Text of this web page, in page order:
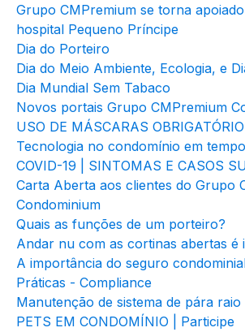
Grupo CMPremium se torna
hospital Pequeno Príncipe
Dia do Porteiro
Dia do Meio Ambiente, Ecologia, e
Dia Mundial Sem Tabaco
Novos portais Grupo CMPremium
USO DE MÁSCARAS
Tecnologia no condomínio em
COVID-19 | SINTOMAS E CASOS
Carta Aberta aos clientes do Grupo
Condominium
Quais as funções de um porteiro?
Andar nu com as cortinas abertas é
A importância do seguro
Práticas - Compliance
Manutenção de sistema de pára raio
PETS EM CONDOMÍNIO | Participe